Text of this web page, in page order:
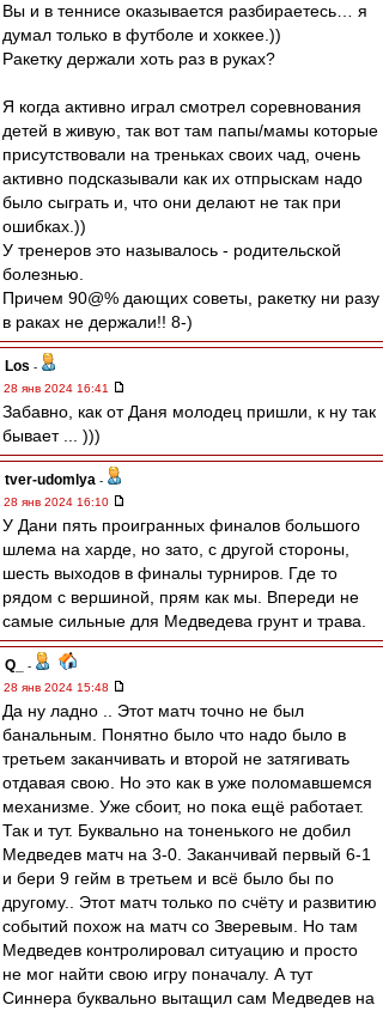
Вы и в теннисе оказывается разбираетесь… я
думал только в футболе и хоккее.))
Ракетку держали хоть раз в руках?
Я когда активно играл смотрел соревнования
детей в живую, так вот там папы/мамы которые
присутствовали на треньках своих чад, очень
активно подсказывали как их отпрыскам надо
было сыграть и, что они делают не так при
ошибках.))
У тренеров это называлось - родительской
болезнью.
Причем 90@% дающих советы, ракетку ни разу
в раках не держали!! 8-)
Los -
28 янв 2024 16:41
Забавно, как от Даня молодец пришли, к ну так
бывает ... )))
tver-udomlya -
28 янв 2024 16:10
У Дани пять проигранных финалов большого
шлема на харде, но зато, с другой стороны,
шесть выходов в финалы турниров. Где то
рядом с вершиной, прям как мы. Впереди не
самые сильные для Медведева грунт и трава.
Q_
-
28 янв 2024 15:48
Да ну ладно .. Этот матч точно не был
банальным. Понятно было что надо было в
третьем заканчивать и второй не затягивать
отдавая свою. Но это как в уже поломавшемся
механизме. Уже сбоит, но пока ещё работает.
Так и тут. Буквально на тоненького не добил
Медведев матч на 3-0. Заканчивай первый 6-1
и бери 9 гейм в третьем и всё было бы по
другому.. Этот матч только по счёту и развитию
событий похож на матч со Зверевым. Но там
Медведев контролировал ситуацию и просто
не мог найти свою игру поначалу. А тут
Синнера буквально вытащил сам Медведев на